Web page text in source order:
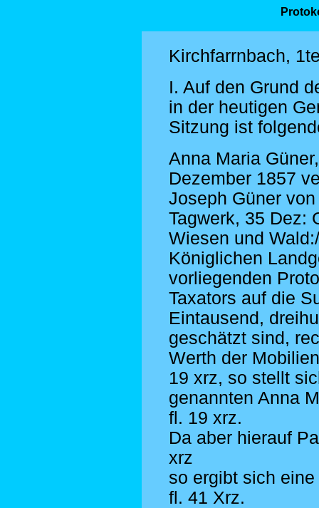
Kirchfarrnbach,
I. Auf den Grund
in der heutigen
Sitzung ist
Anna Maria
Dezember 1857
Joseph Güner
Tagwerk, 35 Dez:
Wiesen und
Königlichen
vorliegenden
Taxators auf die
Eintausend,
geschätzt sind,
Werth der
19 xrz, so stellt
genannten Anna
fl. 19 xrz.
Da aber hierauf
xrz
so ergibt sich
fl. 41 Xrz.